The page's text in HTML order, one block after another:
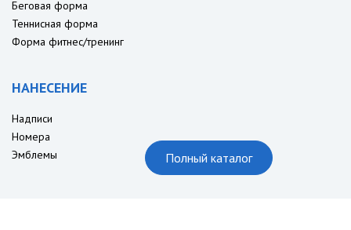
Беговая форма
Теннисная форма
Форма фитнес/тренинг
НАНЕСЕНИЕ
Надписи
Номера
Эмблемы
Полный каталог